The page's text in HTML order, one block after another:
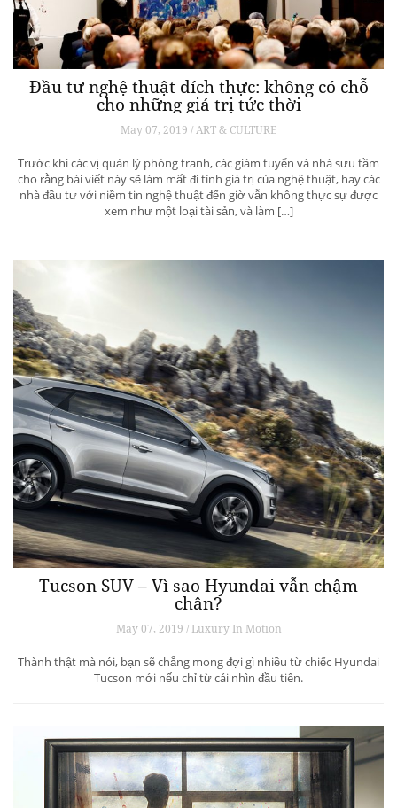
Đầu tư nghệ thuật đích thực: không có chỗ
cho những giá trị tức thời
May 07, 2019 / ART & CULTURE
Trước khi các vị quản lý phòng tranh, các giám tuyển và nhà sưu tầm
cho rằng bài viết này sẽ làm mất đi tính giá trị của nghệ thuật, hay các
nhà đầu tư với niềm tin nghệ thuật đến giờ vẫn không thực sự được
xem như một loại tài sản, và làm […]
Tucson SUV – Vì sao Hyundai vẫn chậm
chân?
May 07, 2019 / Luxury In Motion
Thành thật mà nói, bạn sẽ chẳng mong đợi gì nhiều từ chiếc Hyundai
Tucson mới nếu chỉ từ cái nhìn đầu tiên.